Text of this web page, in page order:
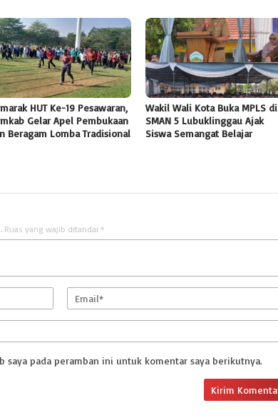
HUT Ke-19 Pesawaran,
Gelar Apel Pembukaan
Beragam Lomba Tradisional
Wakil Wali Kota Buka MPLS di
SMAN 5 Lubuklinggau Ajak
Siswa Semangat Belajar
Ruas yang wajib ditandai *
saya pada peramban ini untuk komentar saya berikutnya.